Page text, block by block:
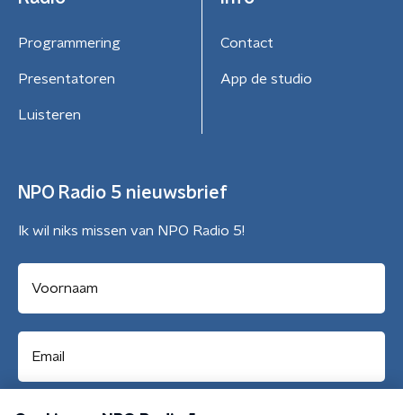
Programmering
Presentatoren
Luisteren
Contact
App de studio
NPO Radio 5 nieuwsbrief
Ik wil niks missen van NPO Radio 5!